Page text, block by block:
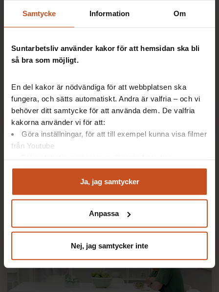
Samtycke Information Om
Suntarbetsliv använder kakor för att hemsidan ska bli
så bra som möjligt.
En del kakor är nödvändiga för att webbplatsen ska
fungera, och sätts automatiskt. Andra är valfria – och vi
behöver ditt samtycke för att använda dem. De valfria
kakorna använder vi för att:
Göra inställningar, för att till exempel kunna visa filmer
från Youtube
Analysera trafik för att kunna visa riktad information
Du kan när som helst återta ditt godkännande genom att
integritet@suntarbetsliv.se.
Ja, jag samtycker
Anpassa
Nej, jag samtycker inte
det dags att göra en handlingsplan och prioritera vad
som är viktigast att jobba vidare med.
Suntarbetslivs övergripande OSA-verktyg heter OSA-
kollen. Här finns kunskap om OSA, filmer, aktiviteter
Gå till OSA-kollen
Vill ni jobba med ett specifikt område? Hos
Suntarbetsliv finns stöd för att jobba med många
olika områden. Kanske något av detta passar er?